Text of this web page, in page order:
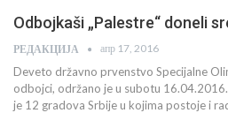
Odbojkaši „Palestre“ doneli
РЕДАКЦИЈА апр 17, 2016
Deveto državno prvenstvo Specijalne
odbojci, održano je u subotu
je 12 gradova Srbije u kojima postoje i